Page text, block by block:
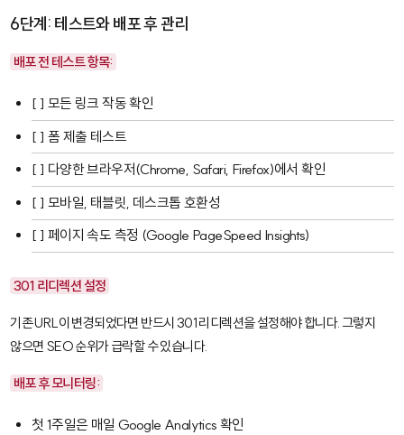
6단계: 테스트와 배포 후 관리
배포 전 테스트 항목:
[ ] 모든 링크 작동 확인
[ ] 폼 제출 테스트
[ ] 다양한 브라우저(Chrome, Safari, Firefox)에서 확인
[ ] 모바일, 태블릿, 데스크톱 호환성
[ ] 페이지 속도 측정 (Google PageSpeed Insights)
301 리디렉션 설정
기존 URL이 변경되었다면 반드시 301 리디렉션을 설정해야 합니다. 그렇지
않으면 SEO 순위가 급락할 수 있습니다.
배포 후 모니터링:
첫 1주일은 매일Google Analytics 확인